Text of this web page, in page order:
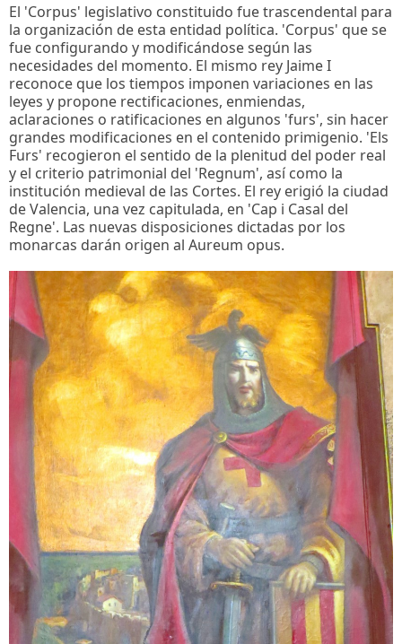
El 'Corpus' legislativo constituido fue trascendental para
la organización de esta entidad política. 'Corpus' que se
fue configurando y modificándose según las
necesidades del momento. El mismo rey Jaime I
reconoce que los tiempos imponen variaciones en las
leyes y propone rectificaciones, enmiendas,
aclaraciones o ratificaciones en algunos 'furs', sin hacer
grandes modificaciones en el contenido primigenio. 'Els
Furs' recogieron el sentido de la plenitud del poder real
y el criterio patrimonial del 'Regnum', así como la
institución medieval de las Cortes. El rey erigió la ciudad
de Valencia, una vez capitulada, en 'Cap i Casal del
Regne'. Las nuevas disposiciones dictadas por los
monarcas darán origen al Aureum opus.